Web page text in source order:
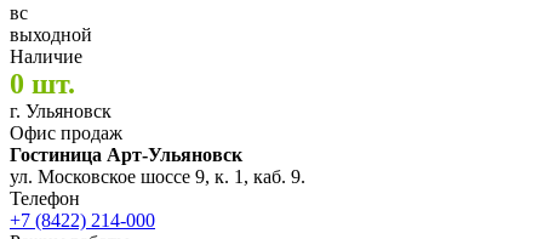
вс
выходной
Наличие
0 шт.
г. Ульяновск
Офис продаж
Гостиница Арт-Ульяновск
ул. Московское шоссе 9, к. 1, каб. 9.
Телефон
+7 (8422) 214-000